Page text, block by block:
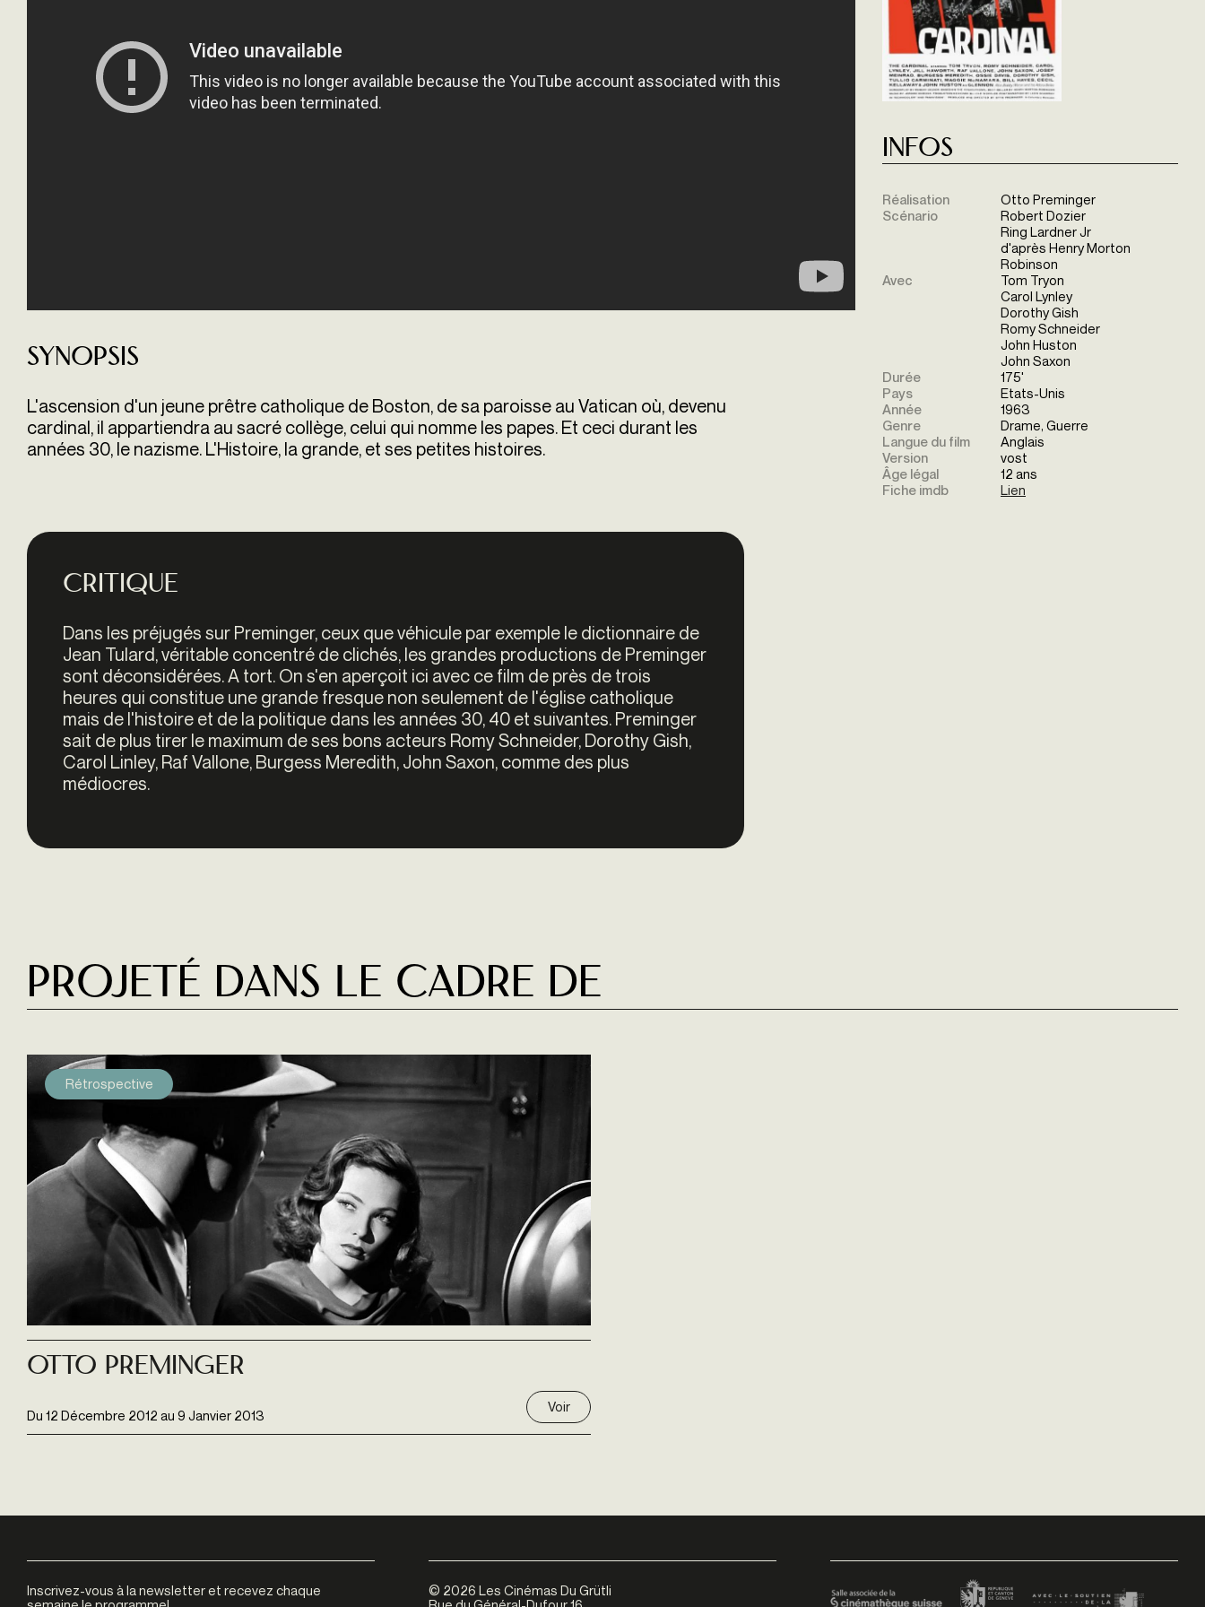
Synopsis
L'ascension d'un jeune prêtre catholique de Boston, de sa paroisse au Vatican où, devenu
cardinal, il appartiendra au sacré collège, celui qui nomme les papes. Et ceci durant les
années 30, le nazisme. L'Histoire, la grande, et ses petites histoires.
Critique
Dans les préjugés sur Preminger, ceux que véhicule par exemple le dictionnaire de
Jean Tulard, véritable concentré de clichés, les grandes productions de Preminger
sont déconsidérées. A tort. On s'en aperçoit ici avec ce film de près de trois
heures qui constitue une grande fresque non seulement de l'église catholique
mais de l'histoire et de la politique dans les années 30, 40 et suivantes. Preminger
sait de plus tirer le maximum de ses bons acteurs Romy Schneider, Dorothy Gish,
Carol Linley, Raf Vallone, Burgess Meredith, John Saxon, comme des plus
médiocres.
Infos
Réalisation
Otto Preminger
Scénario
Robert Dozier
Ring Lardner Jr
d'après Henry Morton
Robinson
Avec
Tom Tryon
Carol Lynley
Dorothy Gish
Romy Schneider
John Huston
John Saxon
Durée
175'
Pays
Etats-Unis
Année
1963
Genre
Drame, Guerre
Langue du film
Anglais
Version
vost
Âge légal
12 ans
Fiche imdb
Lien
Projeté dans le cadre de
Rétrospective
Du 12 Décembre 2012 au 9 Janvier 2013
Otto Preminger
Voir
Inscrivez-vous à la newsletter et recevez chaque
© 2026 Les Cinémas Du Grütli